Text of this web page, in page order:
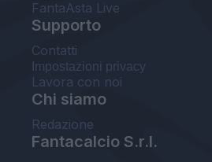
FantaAsta Live
Supporto
Contatti
Impostazioni privacy
Lavora con noi
Chi siamo
Redazione
Fantacalcio S.r.l.